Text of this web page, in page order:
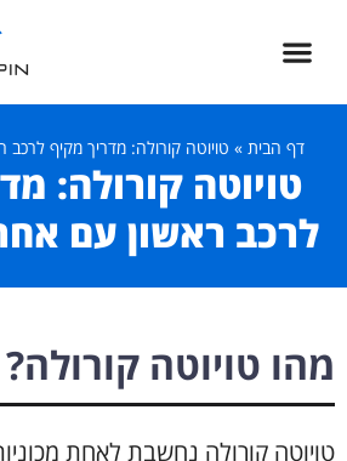
דף הבית » טויוטה קורולה: מדריך מקיף
טויוטה קורולה:
לרכב ראשון עם
מהו טויוטה קורולה?
טויוטה קורולה נחשבת לאחת